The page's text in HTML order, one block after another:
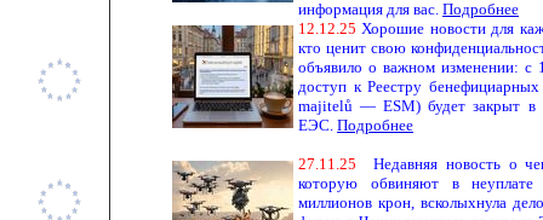
информация для вас. Подробнее
1 2.1 2 25Хорошие новости для
кто ценит свою
объявило о важном изменении: с
доступ к Реестру
majitelů — ESM) будет закрыт в
ЕЭС. Подробнее
27 .11. 25 Недавняя новость о
которую обвиняют в
миллионов крон, всколыхнула